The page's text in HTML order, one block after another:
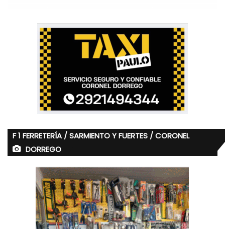
F 1 FERRETERÍA / SARMIENTO Y FUERTES / CORONEL
DORREGO